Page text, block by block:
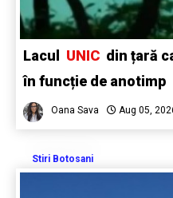
Lacul UNIC din țară
în funcție de anotimp
Oana Sava Aug 05,
Stiri Botosani